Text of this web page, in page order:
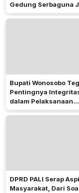
Gedung Serbaguna
Sorotan Publik
Bupati Wonosobo
Pentingnya
dalam Pelaksanaan
Pilkades 2026
DPRD PALI Serap
Masyarakat, Dari